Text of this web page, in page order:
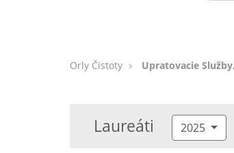
Orly Čistoty Upratovacie
Laureáti 2025